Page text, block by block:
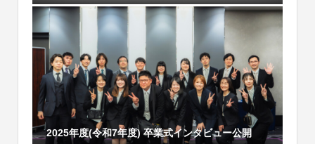
2025年度(令和7年度) 卒業式インタビュー公開